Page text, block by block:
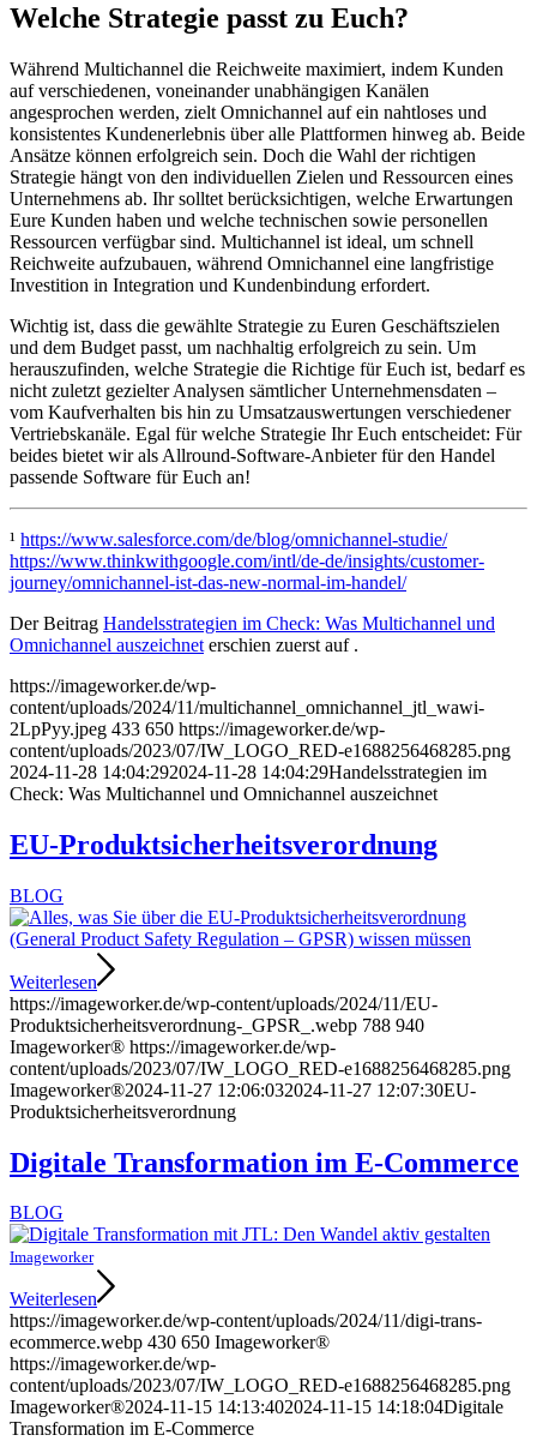
Welche Strategie passt zu Euch?
Während Multichannel die Reichweite maximiert, indem Kunden
auf verschiedenen, voneinander unabhängigen Kanälen
angesprochen werden, zielt Omnichannel auf ein nahtloses und
konsistentes Kundenerlebnis über alle Plattformen hinweg ab. Beide
Ansätze können erfolgreich sein. Doch die Wahl der richtigen
Strategie hängt von den individuellen Zielen und Ressourcen eines
Unternehmens ab. Ihr solltet berücksichtigen, welche Erwartungen
Eure Kunden haben und welche technischen sowie personellen
Ressourcen verfügbar sind. Multichannel ist ideal, um schnell
Reichweite aufzubauen, während Omnichannel eine langfristige
Investition in Integration und Kundenbindung erfordert.
Wichtig ist, dass die gewählte Strategie zu Euren Geschäftszielen
und dem Budget passt, um nachhaltig erfolgreich zu sein. Um
herauszufinden, welche Strategie die Richtige für Euch ist, bedarf es
nicht zuletzt gezielter Analysen sämtlicher Unternehmensdaten –
vom Kaufverhalten bis hin zu Umsatzauswertungen verschiedener
Vertriebskanäle. Egal für welche Strategie Ihr Euch entscheidet: Für
beides bietet wir als Allround-Software-Anbieter für den Handel
passende Software für Euch an!
¹ https://www.salesforce.com/de/blog/omnichannel-studie/
https://www.thinkwithgoogle.com/intl/de-de/insights/customer-
journey/omnichannel-ist-das-new-normal-im-handel/
Der Beitrag Handelsstrategien im Check: Was Multichannel und
Omnichannel auszeichnet erschien zuerst auf .
https://imageworker.de/wp-
content/uploads/2024/11/multichannel_omnichannel_jtl_wawi-
2LpPyy.jpeg 433 650 https://imageworker.de/wp-
content/uploads/2023/07/IW_LOGO_RED-e1688256468285.png
2024-11-28 14:04:292024-11-28 14:04:29Handelsstrategien im
Check: Was Multichannel und Omnichannel auszeichnet
EU-Produktsicherheitsverordnung
BLOG
Weiterlesen
https://imageworker.de/wp-content/uploads/2024/11/EU-
Produktsicherheitsverordnung-_GPSR_.webp 788 940
Imageworker® https://imageworker.de/wp-
content/uploads/2023/07/IW_LOGO_RED-e1688256468285.png
Imageworker®2024-11-27 12:06:032024-11-27 12:07:30EU-
Produktsicherheitsverordnung
Digitale Transformation im E-Commerce
BLOG
Imageworker
Weiterlesen
https://imageworker.de/wp-content/uploads/2024/11/digi-trans-
ecommerce.webp 430 650 Imageworker®
https://imageworker.de/wp-
content/uploads/2023/07/IW_LOGO_RED-e1688256468285.png
Imageworker®2024-11-15 14:13:402024-11-15 14:18:04Digitale
Transformation im E-Commerce